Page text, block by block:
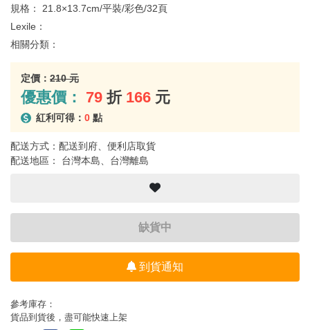
規格： 21.8×13.7cm/平裝/彩色/32頁
Lexile：
相關分類：
定價： 210 元
優惠價： 79 折 166 元
紅利可得： 0 點
配送方式：配送到府、便利店取貨
配送地區： 台灣本島、台灣離島
缺貨中
到貨通知
參考庫存：
貨品到貨後，盡可能快速上架